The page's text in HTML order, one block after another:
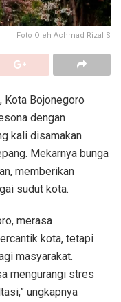
Foto Oleh Achmad Rizal S
Kota Bojonegoro
dengan
kali disamakan
Mekarnya bunga
memberikan
sudut kota.
merasa
kota, tetapi
masyarakat.
mengurangi stres
ungkapnya